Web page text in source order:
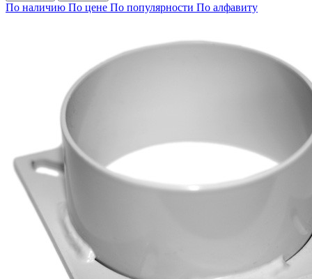
По наличию По цене По популярности По алфавиту